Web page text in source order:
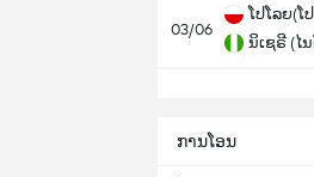
03/06
ໂປໂລຍ(ໂ
ນິເຊຣີ (ໄ
ການໂອນ